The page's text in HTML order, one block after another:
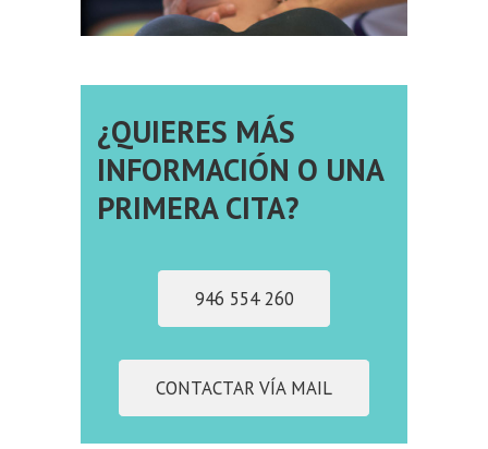
¿QUIERES MÁS
INFORMACIÓN O UNA
PRIMERA CITA?
946 554 260
CONTACTAR VÍA MAIL